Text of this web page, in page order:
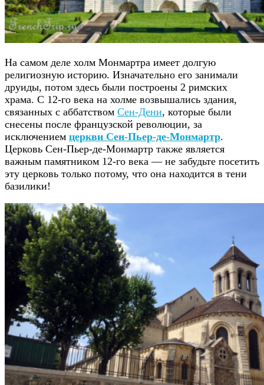
На самом деле холм Монмартра имеет долгую
религиозную историю. Изначательно его занимали
друиды, потом здесь были построены 2 римских
храма. С 12-го века на холме возвышались здания,
связанных с аббатством Сен-Дени, которые были
снесены после французской революции, за
исключением церкви Сен-Пьер-де-Монмартр.
Церковь Сен-Пьер-де-Монмартр также является
важным памятником 12-го века — не забудьте посетить
эту церковь только потому, что она находится в тени
базилики!